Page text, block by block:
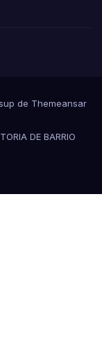
de Themeansar
DE BARRIO